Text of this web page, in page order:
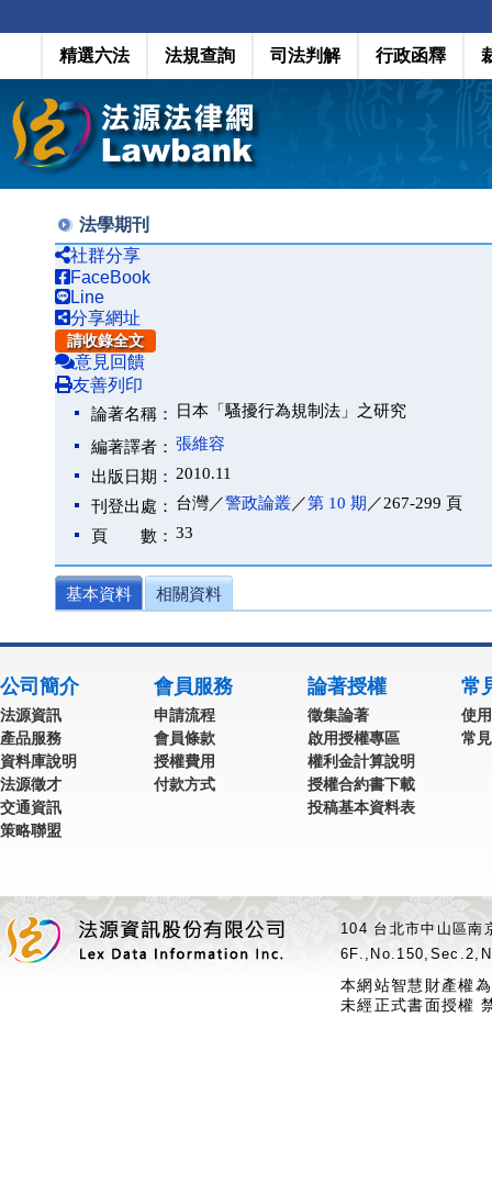
精選六法 法規查詢 司法判解 行政函釋
法學期刊
社群分享
FaceBook
Line
分享網址
請收錄全文
意見回饋
友善列印
論著名稱： 日本「騷擾行為規制法」之研究
編著譯者： 張維容
出版日期： 2010.11
刊登出處： 台灣／警政論叢／第 10 期 ／267-299 頁
頁 數： 33
基本資料 相關資料
公司簡介
法源資訊
產品服務
資料庫說明
法源徵才
交通資訊
策略聯盟
會員服務
申請流程
會員條款
授權費用
付款方式
論著授權
徵集論著
啟用授權專區
權利金計算說明
授權合約書下載
投稿基本資料表
常
使
常
104 台北市中山區
本網站智慧財產權
未經正式書面授權